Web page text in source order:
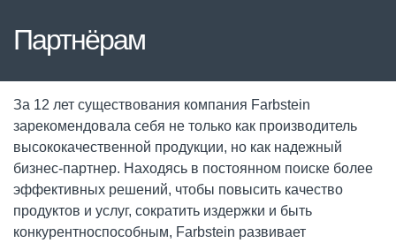
Партнёрам
За 12 лет существования компания Farbstein
зарекомендовала себя не только как производитель
высококачественной продукции, но как надежный
бизнес-партнер. Находясь в постоянном поиске более
эффективных решений, чтобы повысить качество
продуктов и услуг, сократить издержки и быть
конкурентноспособным, Farbstein развивает